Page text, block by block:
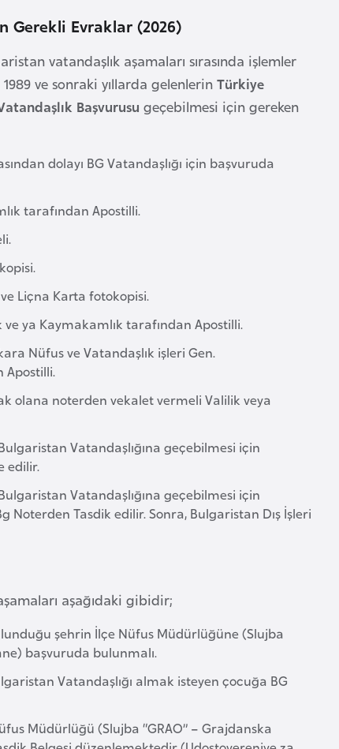
Gerekli Evraklar (2026)
vatandaşlık aşamaları sırasında işlemler
ve sonraki yıllarda gelenlerin Türkiye
Başvurusu geçebilmesi için gereken
dolayı BG Vatandaşlığı için başvuruda
tarafından Apostilli.
Liçna Karta fotokopisi.
ya Kaymakamlık tarafından Apostilli.
Nüfus ve Vatandaşlık işleri Gen.
Apostilli.
olana noterden vekalet vermeli Valilik veya
Vatandaşlığına geçebilmesi için
edilir.
Vatandaşlığına geçebilmesi için
Tasdik edilir. Sonra, Bulgaristan Dış İşleri
aşağıdaki gibidir;
şehrin İlçe Nüfus Müdürlüğüne (Slujba
başvuruda bulunmalı.
Vatandaşlığı almak isteyen çocuğa BG
Müdürlüğü (Slujba “GRAO” – Grajdanska